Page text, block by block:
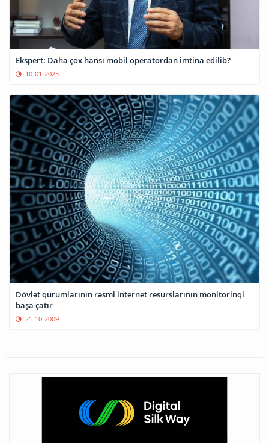
Ekspert: Daha çox hansı mobil operatordan imtina edilib?
10-01-2025
Dövlət qurumlarının rəsmi internet resurslarının monitorinqi
başa çatır
21-10-2009